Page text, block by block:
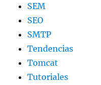
SEM
SEO
SMTP
Tendencias
Tomcat
Tutoriales